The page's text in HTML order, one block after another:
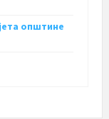
општине